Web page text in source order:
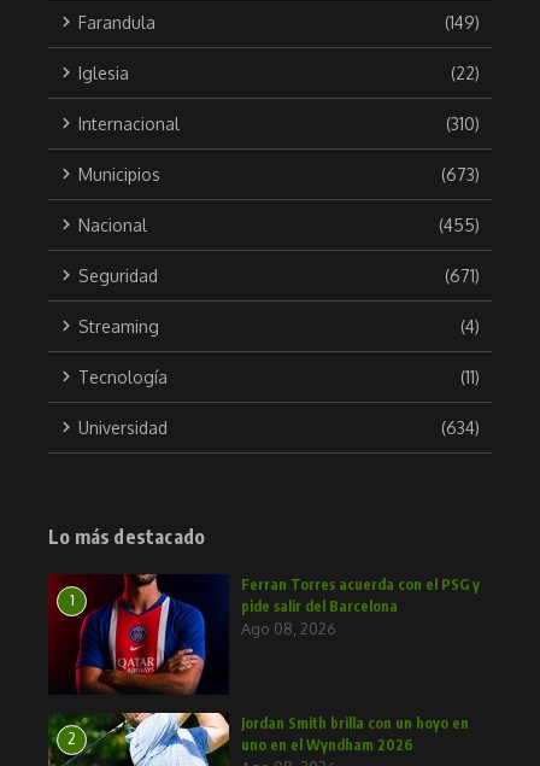
Farandula (149)
Iglesia (22)
Internacional (310)
Municipios (673)
Nacional (455)
Seguridad (671)
Streaming (4)
Tecnología (11)
Universidad (634)
Lo más destacado
1
Ferran Torres acuerda con el PSG y
pide salir del Barcelona
Ago 08, 2026
2
Jordan Smith brilla con un hoyo en
uno en el Wyndham 2026